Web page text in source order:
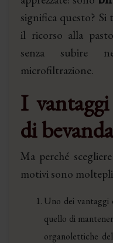
significa questo?
il ricorso alla
senza subire
microfiltrazione.
I
di bevanda
Ma perché
motivi sono
Uno dei
quello di
organolettiche